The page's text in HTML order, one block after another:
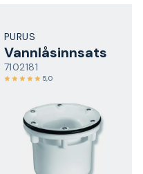
PURUS
Vannlåsinnsats
7102181
5,0